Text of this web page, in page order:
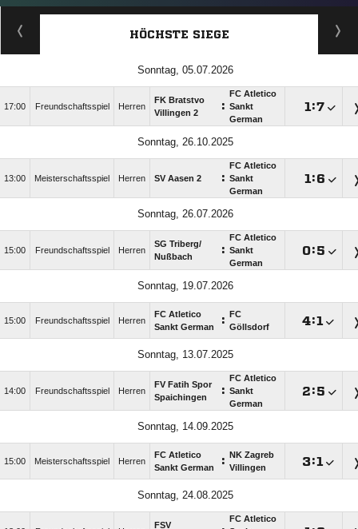
HÖCHSTE SIEGE
Sonntag, 05.07.2026
17:00 Freundschaftsspiel Herren
FK Bratstvo
Villingen 2
:
FC Atletico
Sankt
German
:
Sonntag, 26.10.2025
13:00 Meisterschaftsspiel Herren SV Aasen 2 :
FC Atletico
Sankt
German
:
Sonntag, 26.07.2026
15:00 Freundschaftsspiel Herren
SG Triberg/​
Nußbach
:
FC Atletico
Sankt
German
:
Sonntag, 19.07.2026
15:00 Freundschaftsspiel Herren
FC Atletico
Sankt German
:
FC
Göllsdorf
:
Sonntag, 13.07.2025
14:00 Freundschaftsspiel Herren
FV Fatih Spor
Spaichingen
:
FC Atletico
Sankt
German
:
Sonntag, 14.09.2025
15:00 Meisterschaftsspiel Herren
FC Atletico
Sankt German
:
NK Zagreb
Villingen
:
Sonntag, 24.08.2025
FSV
FC Atletico